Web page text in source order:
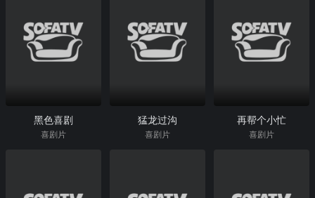
黑色喜剧
喜剧片
猛龙过沟
喜剧片
再帮个小忙
喜剧片